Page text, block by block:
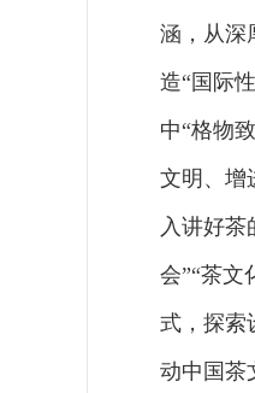
涵，从深
造“国际
中“格物
文明、增
入讲好茶
会”“茶文
式，探索
动中国茶